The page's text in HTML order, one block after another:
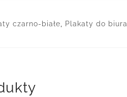
czarno-białe, Plakaty do biura